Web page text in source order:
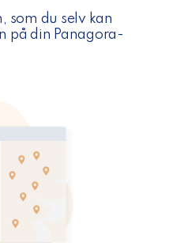
som du selv kan
på din Panagora-